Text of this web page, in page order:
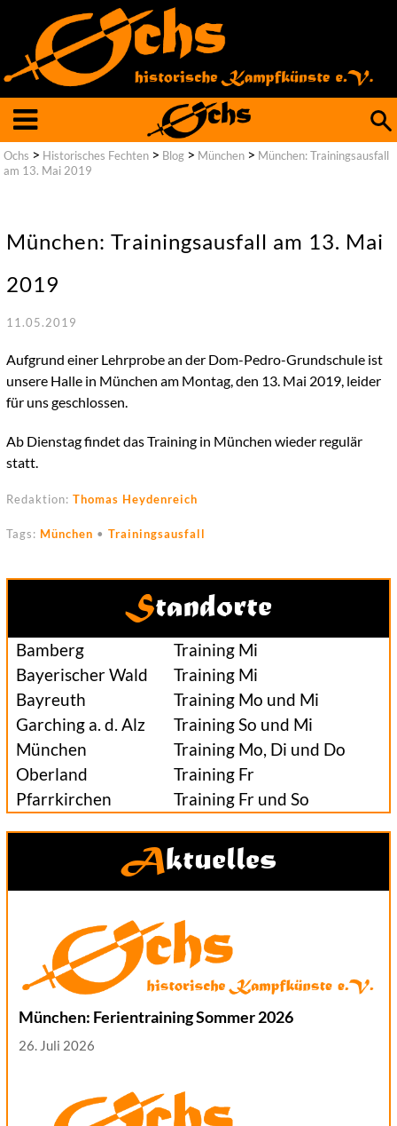
nach:
Ochs > Historisches Fechten > Blog > München > München: Trainingsausfall
am 13. Mai 2019
München: Trainingsausfall am 13. Mai
2019
11.05.2019
Aufgrund einer Lehrprobe an der Dom-Pedro-Grundschule ist
unsere Halle in München am Montag, den 13. Mai 2019, leider
für uns geschlossen.
Ab Dienstag findet das Training in München wieder regulär
statt.
Redaktion:Thomas Heydenreich
Tags: München •Trainingsausfall
Standorte
Bamberg
Training Mi
Bayerischer Wald
Training Mi
Bayreuth
Training Mo und Mi
Garching a. d. Alz
Training So und Mi
München
Training Mo, Di und Do
Oberland
Training Fr
Pfarrkirchen
Training Fr und So
Aktuelles
München: Ferientraining Sommer 2026
26. Juli 2026